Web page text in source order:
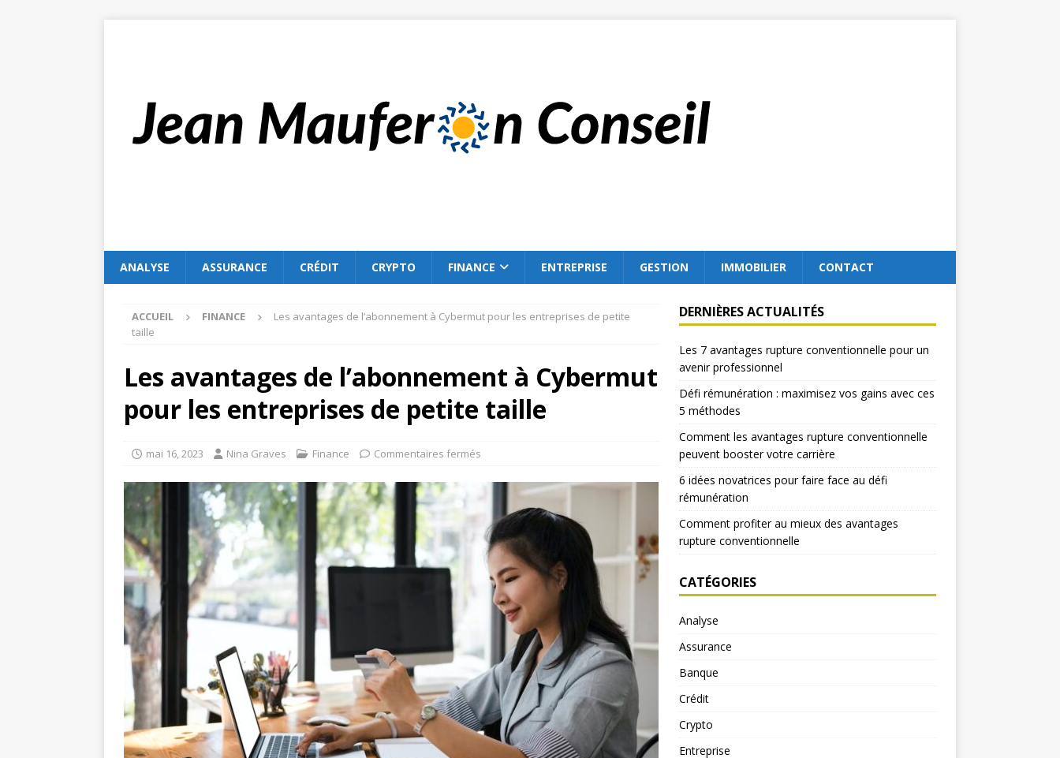
ANALYSE ASSURANCE CRÉDIT CRYPTO FINANCE ENTREPRISE GESTION IMMOBILIER CONTACT
ACCUEIL FINANCE
Les avantages de l’abonnement à Cybermut pour les entreprises de petite
taille
Les avantages de l’abonnement à Cybermut
pour les entreprises de petite taille
mai 16, 2023 Nina Graves Finance Commentaires fermés
DERNIÈRES ACTUALITÉS
Les 7 avantages rupture conventionnelle pour un
avenir professionnel
Défi rémunération : maximisez vos gains avec ces
5 méthodes
Comment les avantages rupture conventionnelle
peuvent booster votre carrière
6 idées novatrices pour faire face au défi
rémunération
Comment profiter au mieux des avantages
rupture conventionnelle
CATÉGORIES
Analyse
Assurance
Banque
Crédit
Crypto
Entreprise